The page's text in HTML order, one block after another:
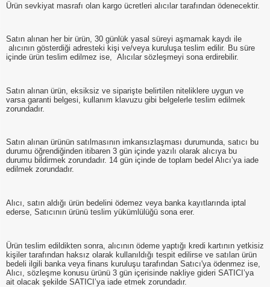
Ürün sevkiyat masrafı olan kargo ücretleri alıcılar tarafından ödenecektir.
Satın alınan her bir ürün, 30 günlük yasal süreyi aşmamak kaydı ile
alıcının gösterdiği adresteki kişi ve/veya kuruluşa teslim edilir. Bu süre
içinde ürün teslim edilmez ise, Alıcılar sözleşmeyi sona erdirebilir.
Satın alınan ürün, eksiksiz ve siparişte belirtilen niteliklere uygun ve
varsa garanti belgesi, kullanım klavuzu gibi belgelerle teslim edilmek
zorundadır.
Satın alınan ürünün satılmasının imkansızlaşması durumunda, satıcı bu
durumu öğrendiğinden itibaren 3 gün içinde yazılı olarak alıcıya bu
durumu bildirmek zorundadır. 14 gün içinde de toplam bedel Alıcı’ya iade
edilmek zorundadır.
Alıcı, satın aldığı ürün bedelini ödemez veya banka kayıtlarında iptal
ederse, Satıcının ürünü teslim yükümlülüğü sona erer.
Ürün teslim edildikten sonra, alıcının ödeme yaptığı kredi kartının yetkisiz
kişiler tarafından haksız olarak kullanıldığı tespit edilirse ve satılan ürün
bedeli ilgili banka veya finans kuruluşu tarafından Satıcı'ya ödenmez ise,
Alıcı, sözleşme konusu ürünü 3 gün içerisinde nakliye gideri SATICI’ya
ait olacak şekilde SATICI’ya iade etmek zorundadır.